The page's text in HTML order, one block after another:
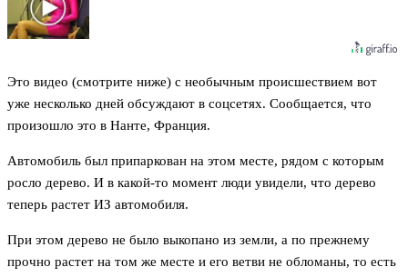
Это видео (смотрите ниже) с необычным происшествием вот
уже несколько дней обсуждают в соцсетях. Сообщается, что
произошло это в Нанте, Франция.
Автомобиль был припаркован на этом месте, рядом с которым
росло дерево. И в какой-то момент люди увидели, что дерево
теперь растет ИЗ автомобиля.
При этом дерево не было выкопано из земли, а по прежнему
прочно растет на том же месте и его ветви не обломаны, то есть